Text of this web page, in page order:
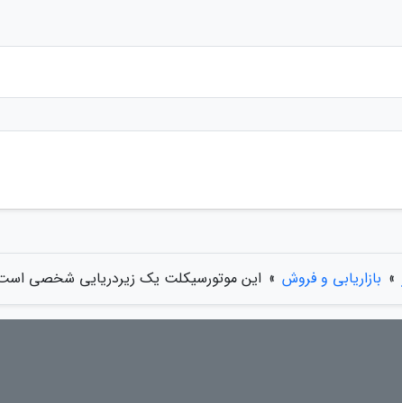
» بازاریابی و فروش » این موتورسیکلت یک زیردریایی شخصی